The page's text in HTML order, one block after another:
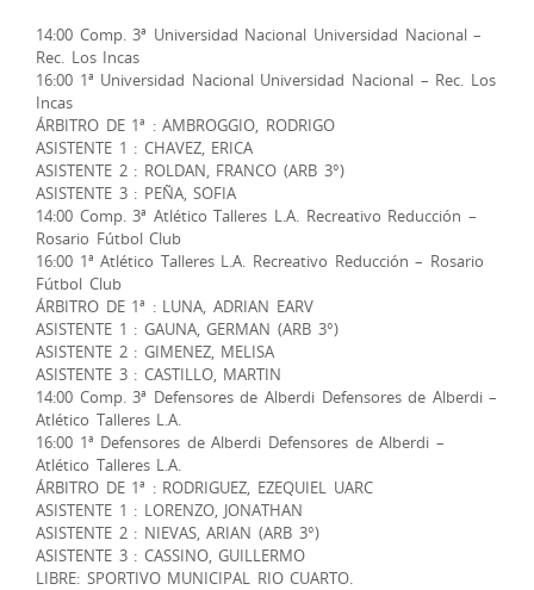
14:00 Comp. 3ª Universidad Nacional Universidad Nacional –
Rec. Los Incas
16:00 1ª Universidad Nacional Universidad Nacional – Rec. Los
Incas
ÁRBITRO DE 1ª : AMBROGGIO, RODRIGO
ASISTENTE 1 : CHAVEZ, ERICA
ASISTENTE 2 : ROLDAN, FRANCO (ARB 3°)
ASISTENTE 3 : PEÑA, SOFIA
14:00 Comp. 3ª Atlético Talleres L.A. Recreativo Reducción –
Rosario Fútbol Club
16:00 1ª Atlético Talleres L.A. Recreativo Reducción – Rosario
Fútbol Club
ÁRBITRO DE 1ª : LUNA, ADRIAN EARV
ASISTENTE 1 : GAUNA, GERMAN (ARB 3°)
ASISTENTE 2 : GIMENEZ, MELISA
ASISTENTE 3 : CASTILLO, MARTIN
14:00 Comp. 3ª Defensores de Alberdi Defensores de Alberdi –
Atlético Talleres L.A.
16:00 1ª Defensores de Alberdi Defensores de Alberdi –
Atlético Talleres L.A.
ÁRBITRO DE 1ª : RODRIGUEZ, EZEQUIEL UARC
ASISTENTE 1 : LORENZO, JONATHAN
ASISTENTE 2 : NIEVAS, ARIAN (ARB 3°)
ASISTENTE 3 : CASSINO, GUILLERMO
LIBRE: SPORTIVO MUNICIPAL RIO CUARTO.